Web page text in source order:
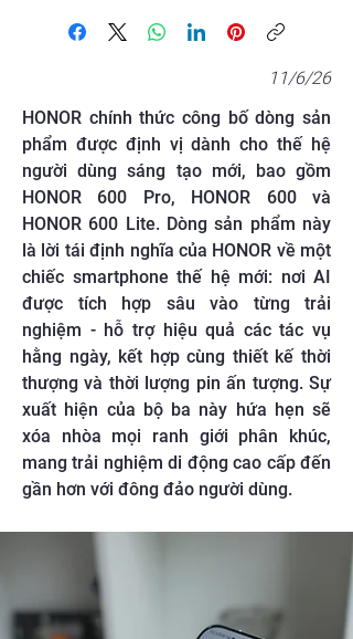
11/6/26
HONOR chính thức công bố dòng sản
phẩm được định vị dành cho thế hệ
người dùng sáng tạo mới, bao gồm
HONOR 600 Pro, HONOR 600 và
HONOR 600 Lite. Dòng sản phẩm này
là lời tái định nghĩa của HONOR về một
chiếc smartphone thế hệ mới: nơi AI
được tích hợp sâu vào từng trải
nghiệm - hỗ trợ hiệu quả các tác vụ
hằng ngày, kết hợp cùng thiết kế thời
thượng và thời lượng pin ấn tượng. Sự
xuất hiện của bộ ba này hứa hẹn sẽ
xóa nhòa mọi ranh giới phân khúc,
mang trải nghiệm di động cao cấp đến
gần hơn với đông đảo người dùng.